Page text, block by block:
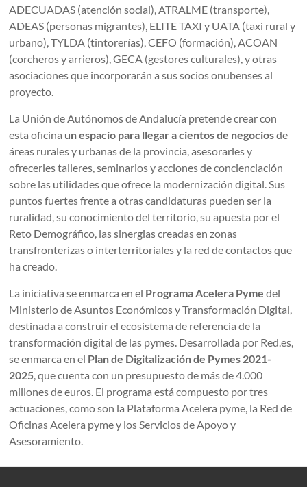
ADECUADAS (atención social), ATRALME (transporte),
ADEAS (personas migrantes), ELITE TAXI y UATA (taxi rural y
urbano), TYLDA (tintorerías), CEFO (formación), ACOAN
(corcheros y arrieros), GECA (gestores culturales), y otras
asociaciones que incorporarán a sus socios onubenses al
proyecto.
La Unión de Autónomos de Andalucía pretende crear con
esta oficina un espacio para llegar a cientos de negociosde
áreas rurales y urbanas de la provincia, asesorarles y
ofrecerles talleres, seminarios y acciones de concienciación
sobre las utilidades que ofrece la modernización digital. Sus
puntos fuertes frente a otras candidaturas pueden ser la
ruralidad, su conocimiento del territorio, su apuesta por el
Reto Demográfico, las sinergias creadas en zonas
transfronterizas o interterritoriales y la red de contactos que
ha creado.
La iniciativa se enmarca en el Programa Acelera Pyme del
Ministerio de Asuntos Económicos y Transformación Digital,
destinada a construir el ecosistema de referencia de la
transformación digital de las pymes. Desarrollada por Red.es,
se enmarca en el Plan de Digitalización de Pymes 2021-
2025, que cuenta con un presupuesto de más de 4.000
millones de euros. El programa está compuesto por tres
actuaciones, como son la Plataforma Acelera pyme, la Red de
Oficinas Acelera pyme y los Servicios de Apoyo y
Asesoramiento.